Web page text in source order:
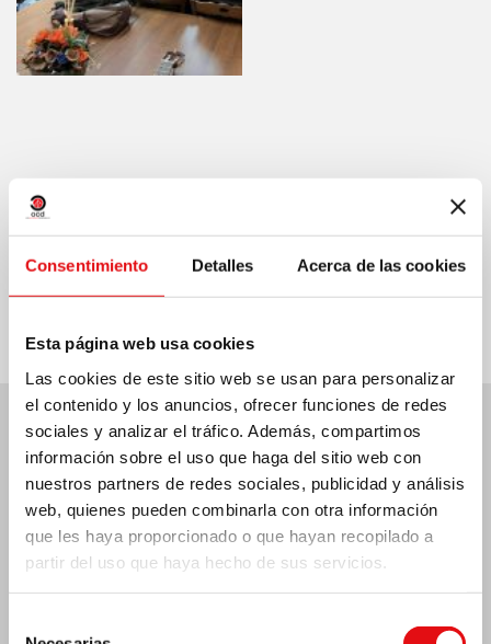
Consentimiento Detalles Acerca de las cookies
Esta página web usa cookies
Las cookies de este sitio web se usan para personalizar
el contenido y los anuncios, ofrecer funciones de redes
sociales y analizar el tráfico. Además, compartimos
información sobre el uso que haga del sitio web con
nuestros partners de redes sociales, publicidad y análisis
web, quienes pueden combinarla con otra información
que les haya proporcionado o que hayan recopilado a
partir del uso que haya hecho de sus servicios.
Compartir en:
Últimas noticias:
MÉXICO: ASAMBLEA PLENARIA OCD